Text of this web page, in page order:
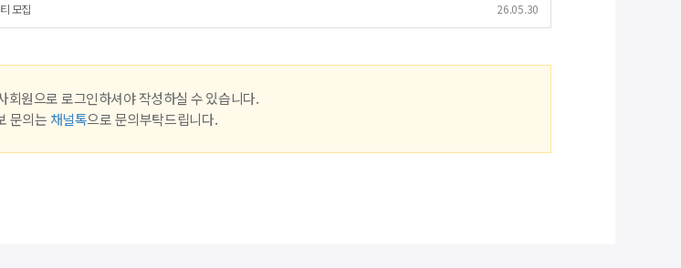
모집 26.05.30
회원으로 로그인하셔야 작성하실 수 있습니다.
문의는 채널톡으로 문의부탁드립니다.